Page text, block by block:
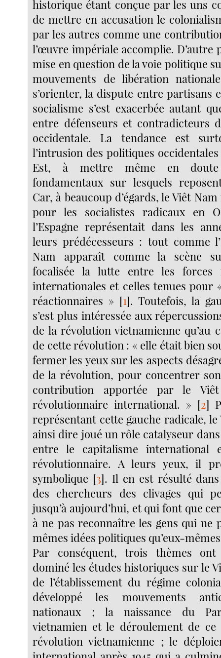
historique étant conçue par les uns
de mettre en accusation le
par les autres comme une
l’œuvre impériale accomplie. D’autre
mise en question de la voie politique
mouvements de libération
s’orienter, la dispute entre partisans
socialisme s’est exacerbée autant
entre défenseurs et contradicteurs
occidentale. La tendance est
l’intrusion des politiques
Est, à mettre même en
fondamentaux sur lesquels
Car, à beaucoup d’égards, le Viêt
pour les socialistes radicaux en
l’Espagne représentait dans les
leurs prédécesseurs : tout comme
Nam apparaît comme la scène
focalisée la lutte entre les forces
internationales et celles tenues pour
réactionnaires » [1]. Toutefois, la
s’est plus intéressée aux
de la révolution vietnamienne qu’au
de cette révolution : « elle était bien
fermer les yeux sur les aspects
de la révolution, pour concentrer
contribution apportée par le
révolutionnaire international. » [2]
représentant cette gauche radicale,
ainsi dire joué un rôle catalyseur
entre le capitalisme international
révolutionnaire. A leurs yeux, il
symbolique [3]. Il en est résulté
des chercheurs des clivages qui
jusqu’à aujourd’hui, et qui font que
à ne pas reconnaître les gens qui ne
mêmes idées politiques qu’eux-mêmes
Par conséquent, trois thèmes
dominé les études historiques sur le
de l’établissement du régime
développé les mouvements
nationaux ; la naissance du
vietnamien et le déroulement de ce
révolution vietnamienne ; le